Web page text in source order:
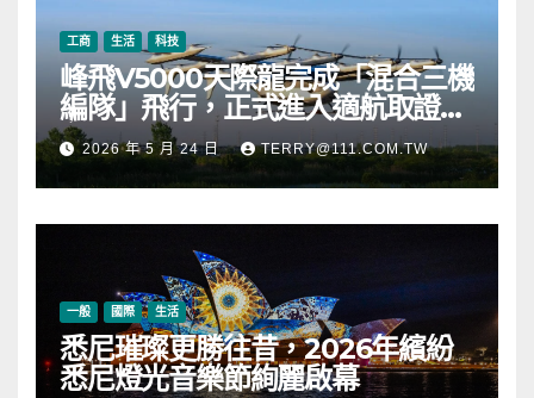
工商 生活 科技
峰飛V5000天際龍完成「混合三機
編隊」飛行，正式進入適航取證階
段2026 年 5 月 24 日 TERRY@111.COM.TW
一般 國際 生活
悉尼璀璨更勝往昔，2026年繽紛
悉尼燈光音樂節絢麗啟幕